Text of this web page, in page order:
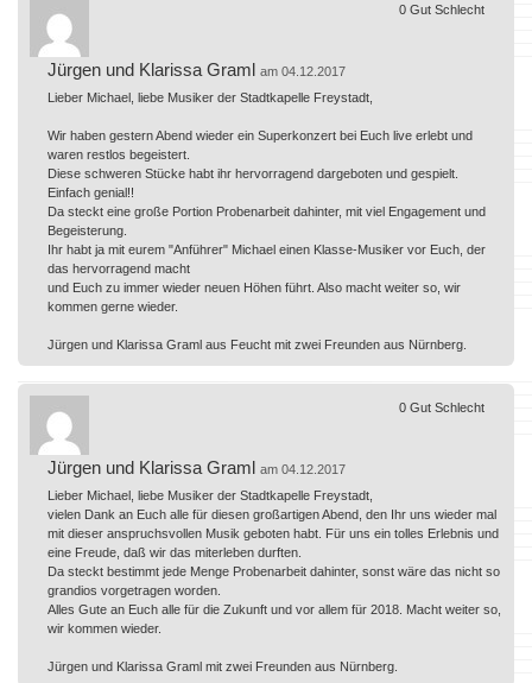
Jürgen und Klarissa Graml am 04.12.2017
Lieber Michael, liebe Musiker der Stadtkapelle Freystadt,
Wir haben gestern Abend wieder ein Superkonzert bei Euch live erlebt und
waren restlos begeistert.
Diese schweren Stücke habt ihr hervorragend dargeboten und gespielt.
Einfach genial!!
Da steckt eine große Portion Probenarbeit dahinter, mit viel Engagement und
Begeisterung.
Ihr habt ja mit eurem "Anführer" Michael einen Klasse-Musiker vor Euch, der
das hervorragend macht
und Euch zu immer wieder neuen Höhen führt. Also macht weiter so, wir
kommen gerne wieder.
Jürgen und Klarissa Graml aus Feucht mit zwei Freunden aus Nürnberg.
0 Gut Schlecht
Jürgen und Klarissa Graml am 04.12.2017
Lieber Michael, liebe Musiker der Stadtkapelle Freystadt,
vielen Dank an Euch alle für diesen großartigen Abend, den Ihr uns wieder mal
mit dieser anspruchsvollen Musik geboten habt. Für uns ein tolles Erlebnis und
eine Freude, daß wir das miterleben durften.
Da steckt bestimmt jede Menge Probenarbeit dahinter, sonst wäre das nicht so
grandios vorgetragen worden.
Alles Gute an Euch alle für die Zukunft und vor allem für 2018. Macht weiter so,
wir kommen wieder.
Jürgen und Klarissa Graml mit zwei Freunden aus Nürnberg.
0 Gut Schlecht